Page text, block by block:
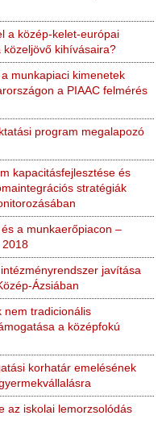
a közép-kelet-európai
kihívásaira?
munkapiaci kimenetek
a PIAAC felmérés
program megalapozó
kapacitásfejlesztése és
stratégiák
a munkaerőpiacon –
2018
javítása
Ázsiában
nem tradicionális
a középfokú
korhatár emelésének
az iskolai lemorzsolódás